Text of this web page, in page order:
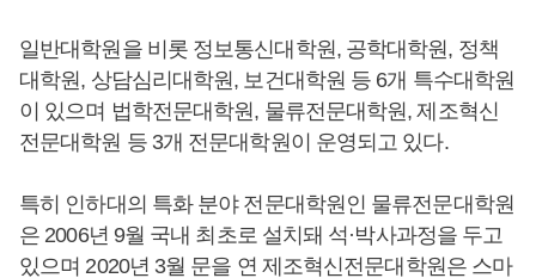
일반대학원을 비롯 정보통신대학원, 공학대학원, 정책
대학원, 상담심리대학원, 보건대학원 등 6개 특수대학원
이 있으며 법학전문대학원, 물류전문대학원, 제조혁신
전문대학원 등 3개 전문대학원이 운영되고 있다.
특히 인하대의 특화 분야 전문대학원인 물류전문대학원
은 2006년 9월 국내 최초로 설치돼 석·박사과정을 두고
있으며 2020년 3월 문을 연 제조혁신전문대학원은 스마